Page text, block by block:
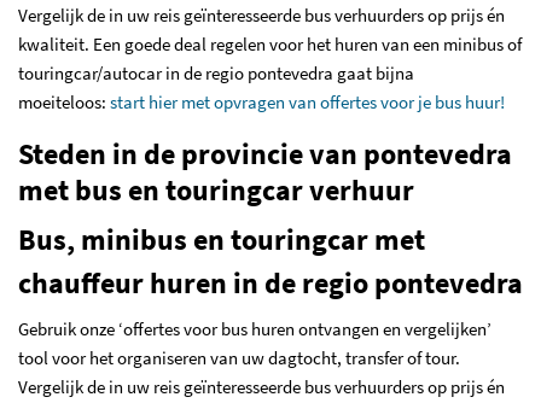
Vergelijk de in uw reis geïnteresseerde bus verhuurders op prijs én
kwaliteit. Een goede deal regelen voor het huren van een minibus of
touringcar/autocar in de regio pontevedra gaat bijna
moeiteloos: start hier met opvragen van offertes voor je bus huur!
Steden in de provincie van pontevedra
met bus en touringcar verhuur
Bus, minibus en touringcar met
chauffeur huren in de regio pontevedra
Gebruik onze ‘offertes voor bus huren ontvangen en vergelijken’
tool voor het organiseren van uw dagtocht, transfer of tour.
Vergelijk de in uw reis geïnteresseerde bus verhuurders op prijs én